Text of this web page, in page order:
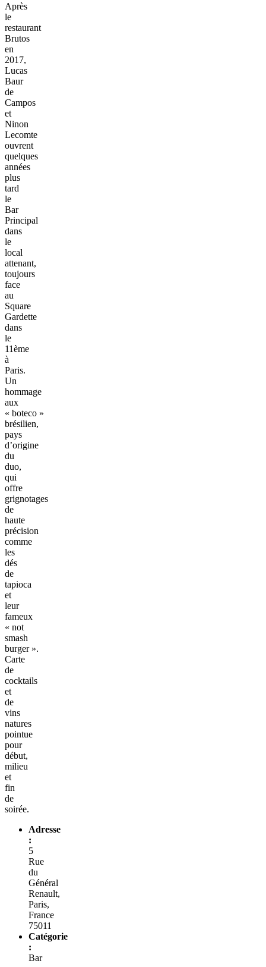
Après
le
restaurant
Brutos
en
2017,
Lucas
Baur
de
Campos
et
Ninon
Lecomte
ouvrent
quelques
années
plus
tard
le
Bar
Principal
dans
le
local
attenant,
toujours
face
au
Square
Gardette
dans
le
11ème
à
Paris.
Un
hommage
aux
« boteco »
brésilien,
pays
d’origine
du
duo,
qui
offre
grignotages
de
haute
précision
comme
les
dés
de
tapioca
et
leur
fameux
« not
smash
burger ».
Carte
de
cocktails
et
de
vins
natures
pointue
pour
début,
milieu
et
fin
de
soirée.
Adresse
:
5
Rue
du
Général
Renault,
Paris,
France
75011
Catégorie
:
Bar